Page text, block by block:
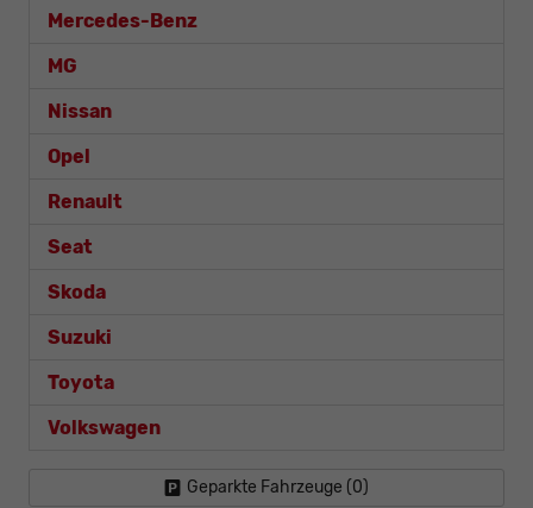
Mercedes-Benz
MG
Nissan
Opel
Renault
Seat
Skoda
Suzuki
Toyota
Volkswagen
Geparkte Fahrzeuge (0)